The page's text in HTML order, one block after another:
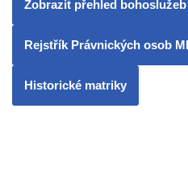
Zobrazit přehled bohoslužeb
Rejstřík Právnických osob
Historické matriky